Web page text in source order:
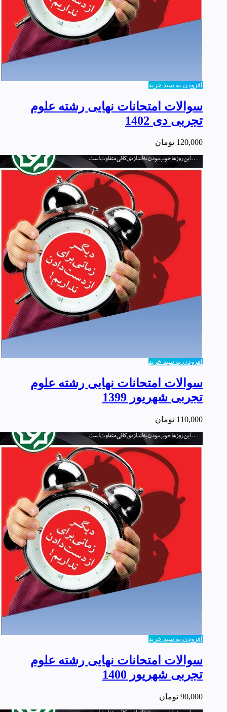
افزودن به سبد خرید
سوالات امتحانات نهایی رشته علوم
تجربی دی 1402
120,000 تومان
افزودن به سبد خرید
سوالات امتحانات نهایی رشته علوم
تجربی شهریور 1399
110,000 تومان
افزودن به سبد خرید
سوالات امتحانات نهایی رشته علوم
تجربی شهریور 1400
90,000 تومان